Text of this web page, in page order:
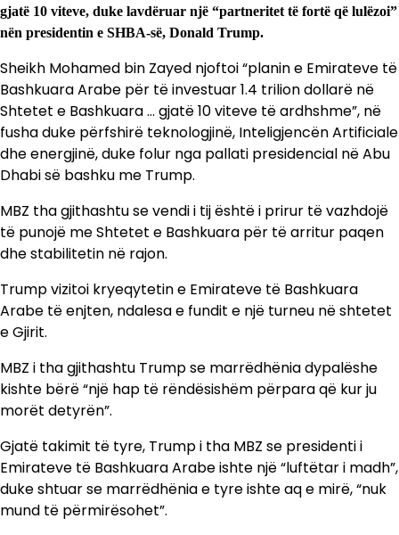
gjatë 10 viteve, duke lavdëruar një “partneritet të fortë që lulëzoi”
nën presidentin e SHBA-së, Donald Trump.
Sheikh Mohamed bin Zayed njoftoi “planin e Emirateve të
Bashkuara Arabe për të investuar 1.4 trilion dollarë në
Shtetet e Bashkuara … gjatë 10 viteve të ardhshme”, në
fusha duke përfshirë teknologjinë, Inteligjencën Artificiale
dhe energjinë, duke folur nga pallati presidencial në Abu
Dhabi së bashku me Trump.
MBZ tha gjithashtu se vendi i tij është i prirur të vazhdojë
të punojë me Shtetet e Bashkuara për të arritur paqen
dhe stabilitetin në rajon.
Trump vizitoi kryeqytetin e Emirateve të Bashkuara
Arabe të enjten, ndalesa e fundit e një turneu në shtetet
e Gjirit.
MBZ i tha gjithashtu Trump se marrëdhënia dypalëshe
kishte bërë “një hap të rëndësishëm përpara që kur ju
morët detyrën”.
Gjatë takimit të tyre, Trump i tha MBZ se presidenti i
Emirateve të Bashkuara Arabe ishte një “luftëtar i madh”,
duke shtuar se marrëdhënia e tyre ishte aq e mirë, “nuk
mund të përmirësohet”.